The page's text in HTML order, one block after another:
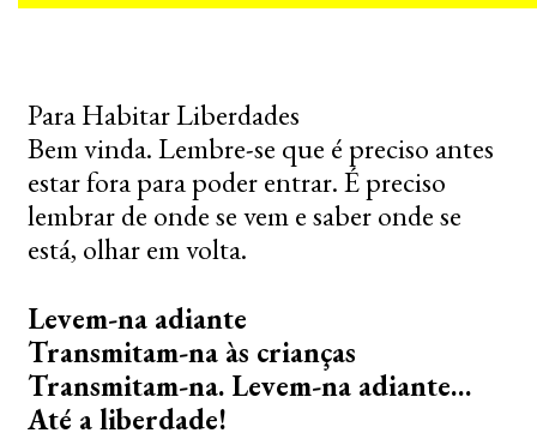
Para Habitar Liberdades
Bem vinda. Lembre-se que é preciso antes
estar fora para poder entrar. É preciso
lembrar de onde se vem e saber onde se
está, olhar em volta.
Levem-na adiante
Transmitam-na às crianças
Transmitam-na. Levem-na adiante…
Até a liberdade!